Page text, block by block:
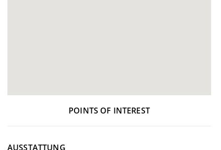
POINTS OF INTEREST
AUSSTATTUNG